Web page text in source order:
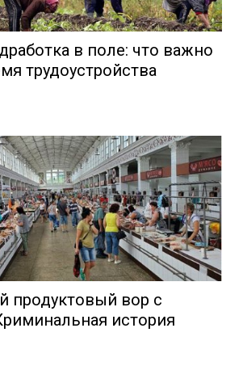
в поле: что важно
трудоустройства
продуктовый вор с
история